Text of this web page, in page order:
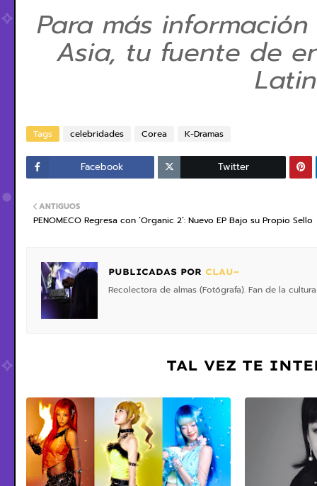
Para más
Asia, tu fuente de
Tags celebridades Corea K-Dramas
Facebook Twitter
ANTIGUOS
PENOMECO Regresa con ‘Organic 2’: Nuevo EP Bajo su Propio Sello
PUBLICADAS POR CLAU~
Recolectora de almas (Fotógrafa). Fan de la
TAL VEZ TE